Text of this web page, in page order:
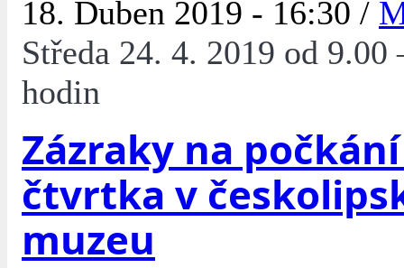
18. Duben 2019 - 16:30 /
Středa 24. 4. 2019 od 9.00
hodin
Zázraky na
čtvrtka v
muzeu